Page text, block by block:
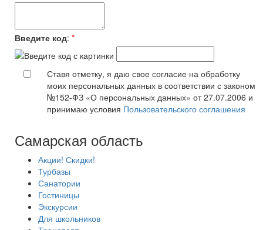
Введите код: *
Ставя отметку, я даю свое согласие на обработку
моих персональных данных в соответствии с законом
№152-ФЗ «О персональных данных» от 27.07.2006 и
принимаю условия Пользовательского соглашения
Самарская область
Акции! Скидки!
Турбазы
Санатории
Гостиницы
Экскурсии
Для школьников